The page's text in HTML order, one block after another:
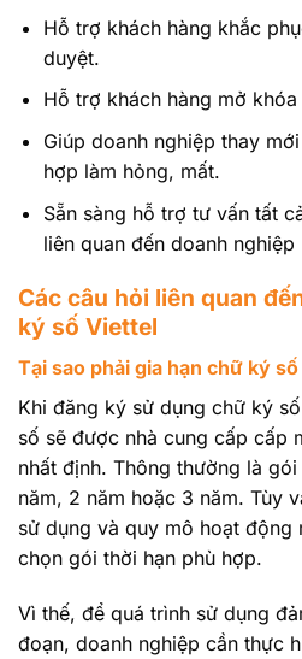
Hỗ trợ khách hàng khắc
duyệt.
Hỗ trợ khách hàng mở
Giúp doanh nghiệp thay
hợp làm hỏng, mất.
Sẵn sàng hỗ trợ tư vấn tất
liên quan đến doanh nghiệp
Các câu hỏi liên quan
ký số Viettel
Tại sao phải gia hạn chữ ký
Khi đăng ký sử dụng chữ ký
số sẽ được nhà cung cấp cấp
nhất định. Thông thường là
năm, 2 năm hoặc 3 năm. Tùy
sử dụng và quy mô hoạt động
chọn gói thời hạn phù hợp.
Vì thế, để quá trình sử dụng
đoạn, doanh nghiệp cần thực